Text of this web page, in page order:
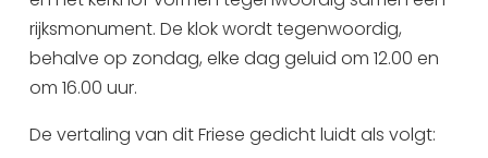
rijksmonument. De klok wordt tegenwoordig,
behalve op zondag, elke dag geluid om 12.00 en
om 16.00 uur.
De vertaling van dit Friese gedicht luidt als volgt: